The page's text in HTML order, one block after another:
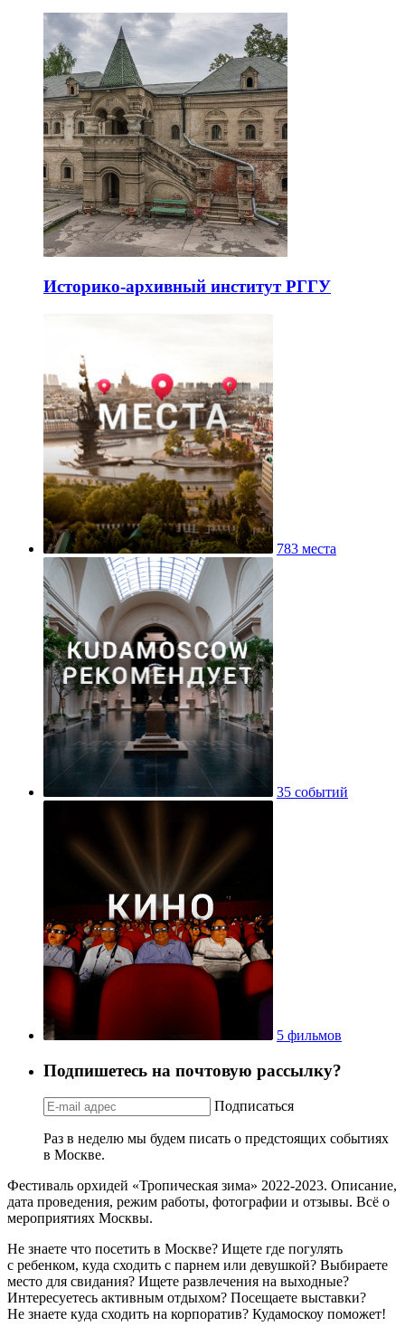
Историко-архивный институт РГГУ
783 места
35 событий
5 фильмов
Подпишетесь на почтовую рассылку?
Подписаться
Раз в неделю мы будем писать о предстоящих событиях
в Москве.
Фестиваль орхидей «Тропическая зима» 2022-2023. Описание,
дата проведения, режим работы, фотографии и отзывы. Всё о
мероприятиях Москвы.
Не знаете что посетить в Москве? Ищете где погулять
с ребенком, куда сходить с парнем или девушкой? Выбираете
место для свидания? Ищете развлечения на выходные?
Интересуетесь активным отдыхом? Посещаете выставки?
Не знаете куда сходить на корпоратив? Кудамоскоу поможет!